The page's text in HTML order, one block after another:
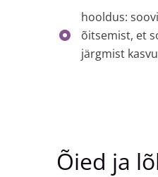
hooldus:
õitsemist, et
järgmist kasvu
Õied ja